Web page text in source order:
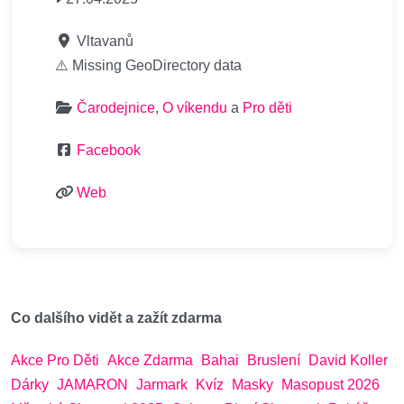
Vltavanů
⚠️ Missing GeoDirectory data
Čarodejnice, O víkendu a Pro děti
Facebook
Web
Co dalšího vidět a zažít zdarma
Akce Pro Děti Akce Zdarma Bahai Bruslení
David Koller
Dárky JAMARON Jarmark Kvíz Masky
Masopust 2026